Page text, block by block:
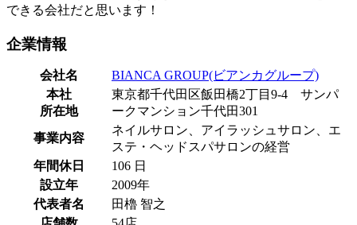
できる会社だと思います！
企業情報
会社名
BIANCA GROUP(ビアンカグループ)
本社
所在地
東京都千代田区飯田橋2丁目9-4 サンパ
ークマンション千代田301
事業内容
ネイルサロン、アイラッシュサロン、エ
ステ・ヘッドスパサロンの経営
年間休日
106 日
設立年
2009年
代表者名
田櫓 智之